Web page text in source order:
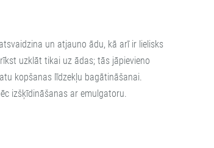
un atjauno ādu, kā arī ir lielisks
uzklāt tikai uz ādas; tās jāpievieno
kopšanas līdzekļu bagātināšanai.
izšķīdināšanas ar emulgatoru.